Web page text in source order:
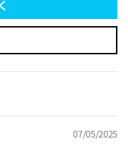
07/05/2025